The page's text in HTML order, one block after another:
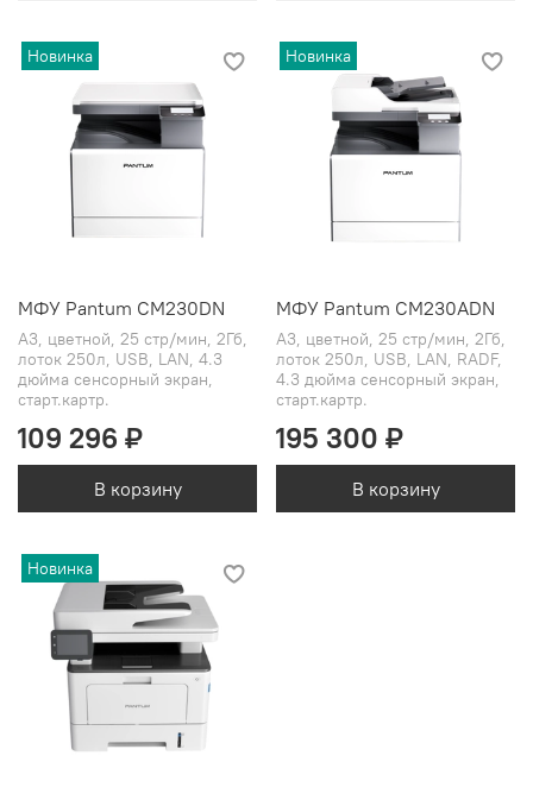
Новинка
МФУ Pantum CM230DN
A3, цветной, 25 стр/мин, 2Гб,
лоток 250л, USB, LAN, 4.3
дюйма сенсорный экран,
старт.картр.
109 296 ₽
В корзину
Новинка
МФУ Pantum CM230ADN
A3, цветной, 25 стр/мин, 2Гб,
лоток 250л, USB, LAN, RADF,
4.3 дюйма сенсорный экран,
старт.картр.
195 300 ₽
В корзину
Новинка